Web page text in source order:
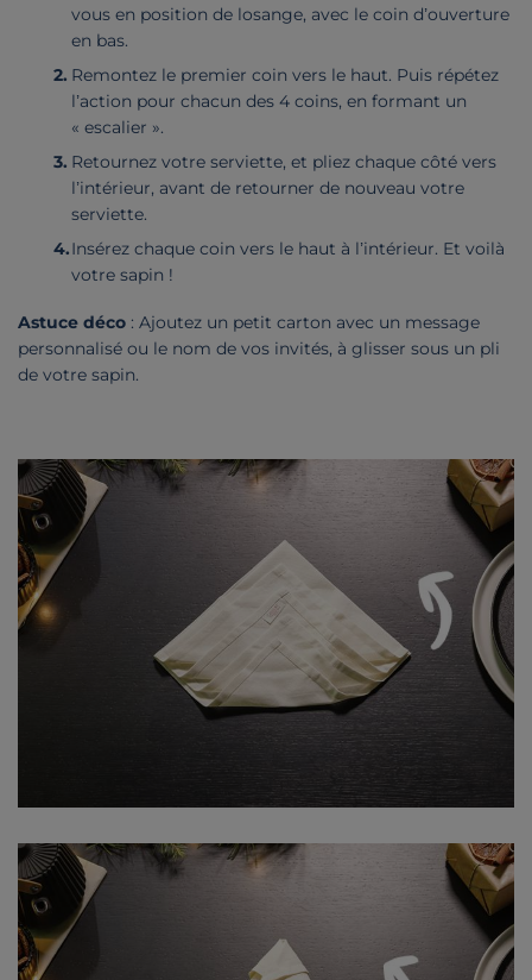
vous en position de losange, avec le coin d’ouverture
en bas.
Remontez le premier coin vers le haut. Puis répétez
l’action pour chacun des 4 coins, en formant un
« escalier ».
Retournez votre serviette, et pliez chaque côté vers
l’intérieur, avant de retourner de nouveau votre
serviette.
Insérez chaque coin vers le haut à l’intérieur. Et voilà
votre sapin !
Astuce déco : Ajoutez un petit carton avec un message
personnalisé ou le nom de vos invités, à glisser sous un pli
de votre sapin.